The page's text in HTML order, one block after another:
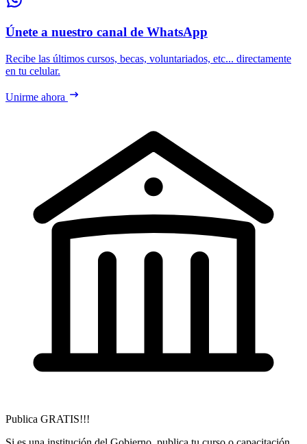
Únete a nuestro canal de WhatsApp
Recibe las últimos cursos, becas, voluntariados, etc... directamente
en tu celular.
Unirme ahora
Publica GRATIS!!!